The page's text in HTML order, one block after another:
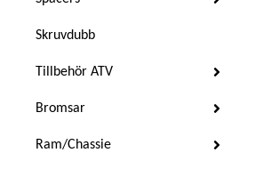
Skruvdubb
Tillbehör ATV
Bromsar
Ram/Chassie